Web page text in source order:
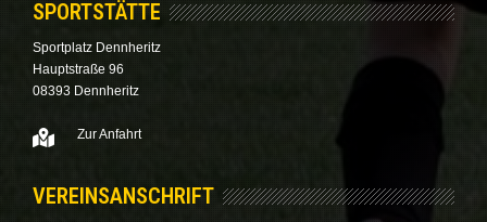
SPORTSTÄTTE
Sportplatz Dennheritz
Hauptstraße 96
08393 Dennheritz
Zur Anfahrt
VEREINSANSCHRIFT